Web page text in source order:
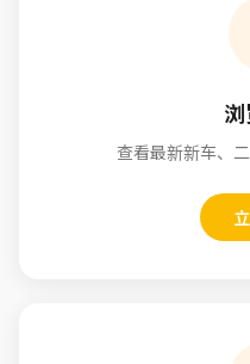
查看最新新车、